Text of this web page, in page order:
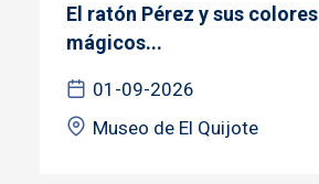
El ratón Pérez y sus colores
mágicos...
01-09-2026
Museo de El Quijote